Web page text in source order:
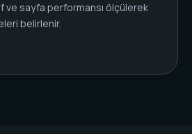
ve sayfa performansı ölçülerek
belirlenir.